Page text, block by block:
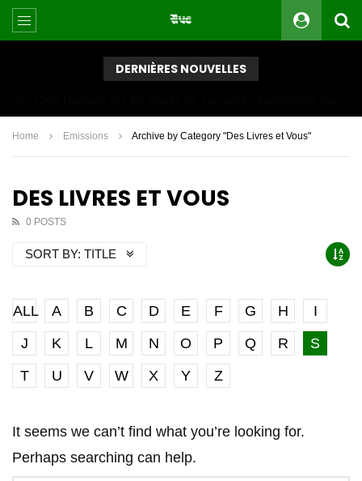
DERNIÈRES NOUVELLES
Home Emissions Archive by Category "Des Livres et Vous"
DES LIVRES ET VOUS
0 POSTS
SORT BY: TITLE
ALL A B C D E F G H
I
J
K L M N O P Q R
S
T
U V W X Y Z
It seems we can’t find what you’re looking for.
Perhaps searching can help.